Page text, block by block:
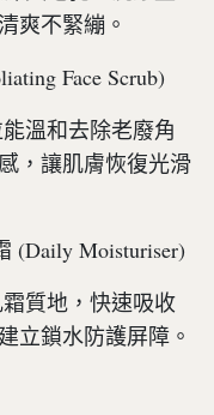
爽不緊繃。
Face Scrub)
溫和去除老廢角
，讓肌膚恢復光滑
(Daily Moisturiser)
質地，快速吸收
立鎖水防護屏障。